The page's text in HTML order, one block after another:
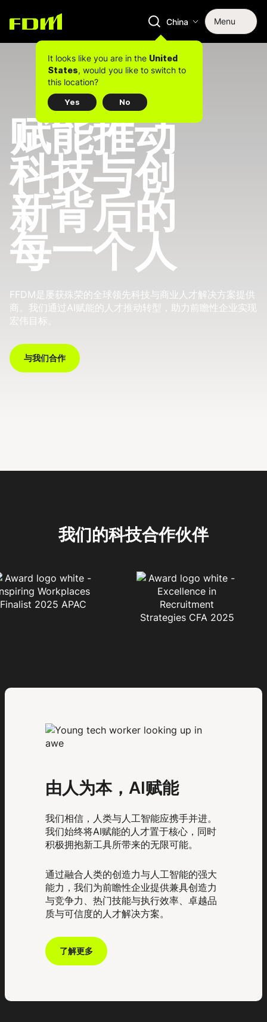
China Menu
It looks like you are in the United
States, would you like to switch to
this location?
Yes No
赋能推动
科技与创
新背后的
每一个人
FFDM是屡获殊荣的全球领先科技与商业人才解决方案提供
商。我们通过AI赋能的人才推动转型，助力前瞻性企业实现
宏伟目标。
与我们合作
我们的科技合作伙伴
由人为本，AI赋能
我们相信，人类与人工智能应携手并进。
我们始终将AI赋能的人才置于核心，同时
积极拥抱新工具所带来的无限可能。
通过融合人类的创造力与人工智能的强大
能力，我们为前瞻性企业提供兼具创造力
与竞争力、热门技能与执行效率、卓越品
质与可信度的人才解决方案。
了解更多